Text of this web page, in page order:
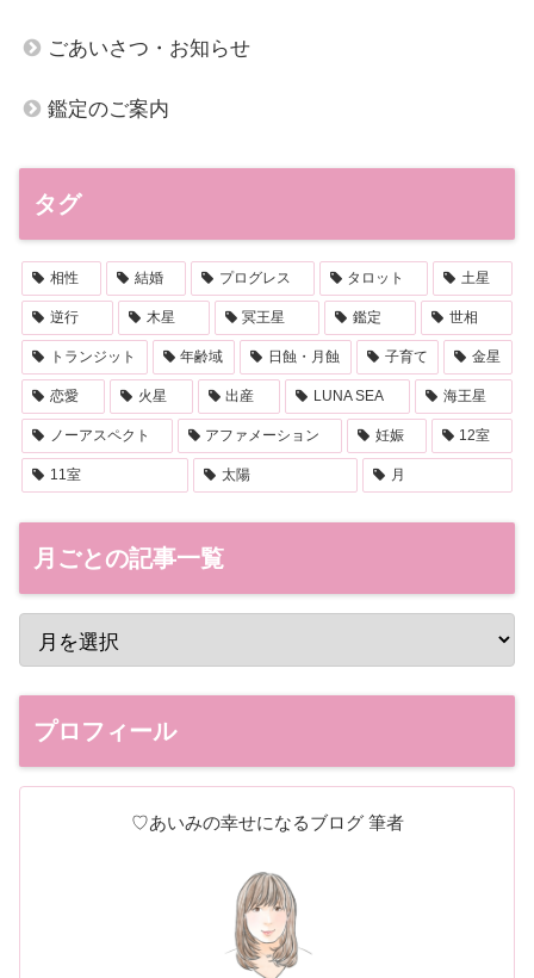
ごあいさつ・お知らせ
鑑定のご案内
タグ
相性 結婚 プログレス タロット 土星
逆行 木星 冥王星 鑑定 世相
トランジット 年齢域 日蝕・月蝕 子育て 金星
恋愛 火星 出産 LUNA SEA 海王星
ノーアスペクト アファメーション 妊娠 12室
11室 太陽 月
月ごとの記事一覧
プロフィール
♡あいみの幸せになるブログ 筆者